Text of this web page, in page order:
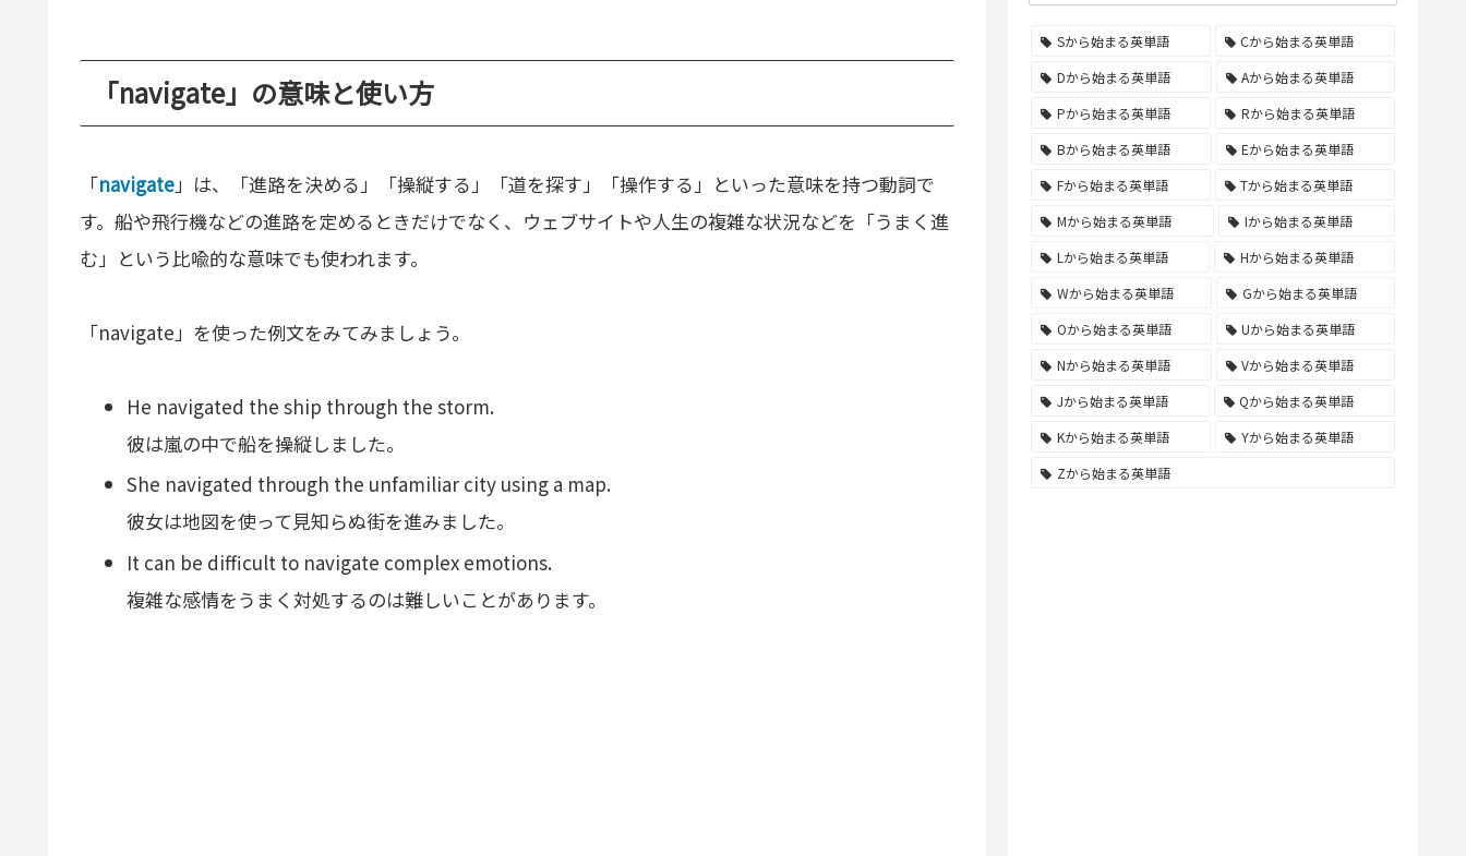
「navigate」の意味と使い方
「navigate」は、「進路を決める」「操縦する」「道を探す」「操作する」といった意味を持つ動詞で
す。船や飛行機などの進路を定めるときだけでなく、ウェブサイトや人生の複雑な状況などを「うまく進
む」という比喩的な意味でも使われます。
「navigate」を使った例文をみてみましょう。
He navigated the ship through the storm.
彼は嵐の中で船を操縦しました。
She navigated through the unfamiliar city using a map.
彼女は地図を使って見知らぬ街を進みました。
It can be difficult to navigate complex emotions.
複雑な感情をうまく対処するのは難しいことがあります。
Sから始まる英単語
Cから始まる英単語
Dから始まる英単語
Aから始まる英単語
Pから始まる英単語
Rから始まる英単語
Bから始まる英単語
Eから始まる英単語
Fから始まる英単語
Tから始まる英単語
Mから始まる英単語
Iから始まる英単語
Lから始まる英単語
Hから始まる英単語
Wから始まる英単語
Gから始まる英単語
Oから始まる英単語
Uから始まる英単語
Nから始まる英単語
Vから始まる英単語
Jから始まる英単語
Qから始まる英単語
Kから始まる英単語
Yから始まる英単語
Zから始まる英単語